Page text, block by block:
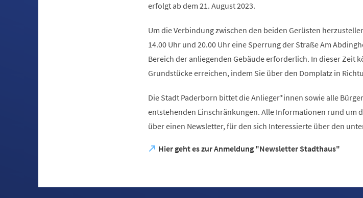
erfolgt ab dem 21. August 2023.
Um die Verbindung zwischen den beiden Gerüsten
14.00 Uhr und 20.00 Uhr eine Sperrung der Straße Am
Bereich der anliegenden Gebäude erforderlich. In dieser Zeit
Grundstücke erreichen, indem Sie über den Domplatz in
Die Stadt Paderborn bittet die Anlieger*innen sowie alle
entstehenden Einschränkungen. Alle Informationen rund um
über einen Newsletter, für den sich Interessierte über den
Hier geht es zur Anmeldung "Newsletter Stadthaus"
(Öffnet
Tab)